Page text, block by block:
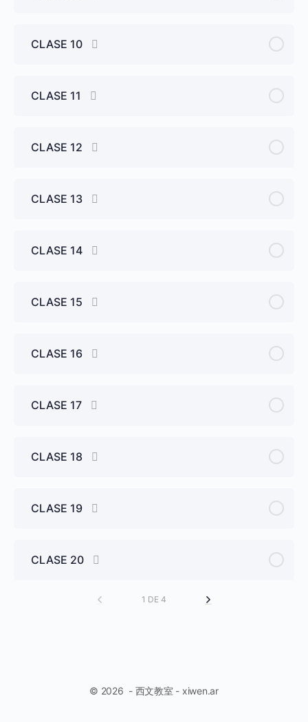
CLASE 10
CLASE 11
CLASE 12
CLASE 13
CLASE 14
CLASE 15
CLASE 16
CLASE 17
CLASE 18
CLASE 19
CLASE 20
1 DE 4
© 2026 - 西文教室 - xiwen.ar